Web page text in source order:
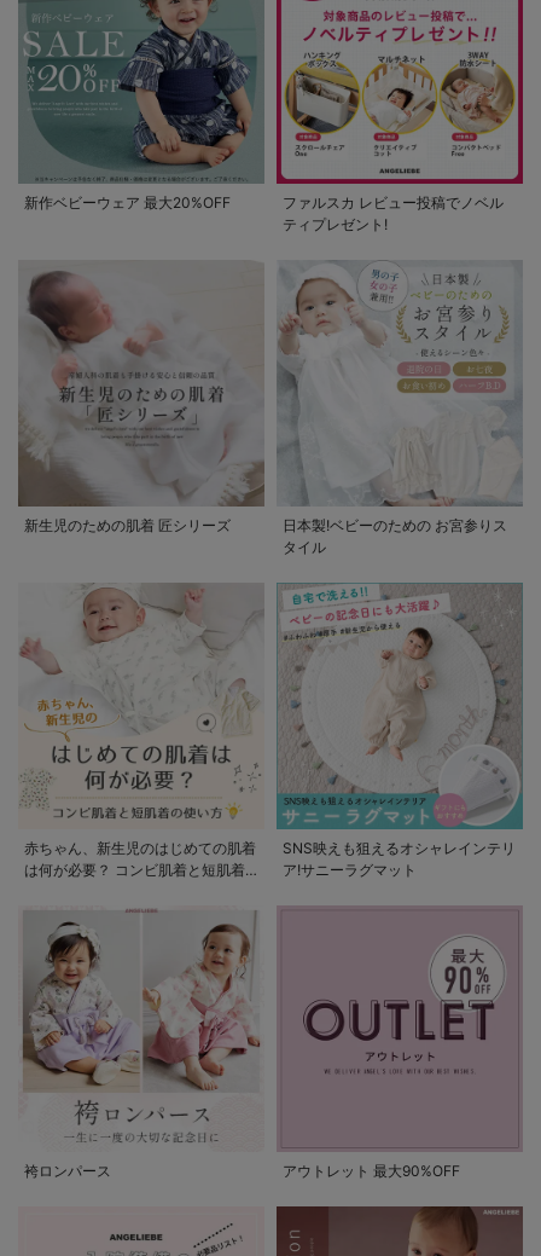
新作ベビーウェア 最大20%OFF
ファルスカ レビュー投稿でノベル
ティプレゼント!
新生児のための肌着 匠シリーズ
日本製!ベビーのための お宮参りス
タイル
赤ちゃん、新生児のはじめての肌着
は何が必要？ コンビ肌着と短肌着
SNS映えも狙えるオシャレインテリ
ア!サニーラグマット
袴ロンパース アウトレット 最大90%OFF